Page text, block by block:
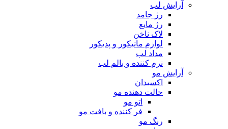
آرایش لب
رژ جامد
رژ مایع
لاک ناخن
لوازم مانیکور و پدیکور
مداد لب
نرم کننده و بالم لب
آرایش مو
اکسیدان
حالت دهنده مو
اتو مو
فر کننده و بافت مو
رنگ مو